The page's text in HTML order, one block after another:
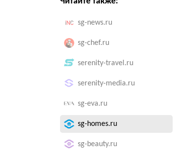
sg-news.ru
sg-chef.ru
serenity-travel.ru
serenity-media.ru
sg-eva.ru
sg-homes.ru
sg-beauty.ru